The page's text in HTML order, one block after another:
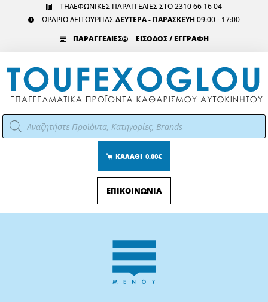
ΤΗΛΕΦΩΝΙΚΕΣ ΠΑΡΑΓΓΕΛΙΕΣ ΣΤΟ 2310 66 16 04
ΩΡΑΡΙΟ ΛΕΙΤΟΥΡΓΙΑΣΔΕΥΤΕΡΑ - ΠΑΡΑΣΚΕΥΗ 09:00 - 17:00
ΠΑΡΑΓΓΕΛΙΕΣ
ΕΙΣΟΔΟΣ / ΕΓΓΡΑΦΗ
Αναζήτηση
προϊόντων
ΚΑΛΑΘΙ 0,00€
ΕΠΙΚΟΙΝΩΝΙΑ
Menu